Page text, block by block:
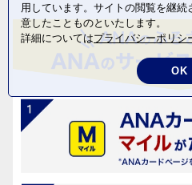
用しています。サイトの閲覧を継続
意したことものといたします。
詳細についてはプライバシーポリシ
OK